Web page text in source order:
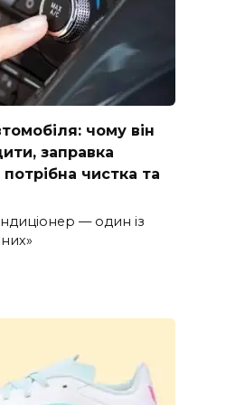
чому він
заправка
чистка та
— один із